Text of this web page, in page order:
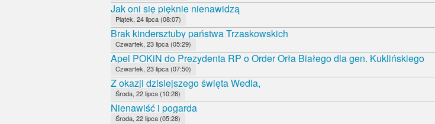
Jak oni się pięknie nienawidzą
Piątek, 24 lipca (08:07)
Brak kindersztuby państwa Trzaskowskich
Czwartek, 23 lipca (05:29)
Apel POKiN do Prezydenta RP o Order Orła Białego dla gen. Kuklińskiego
Czwartek, 23 lipca (07:50)
Z okazji dzisiejszego święta Wedla,
Środa, 22 lipca (10:28)
Nienawiść i pogarda
Środa, 22 lipca (05:28)